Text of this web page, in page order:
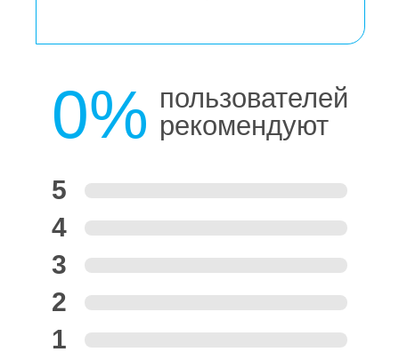
0% пользователей
рекомендуют
5
4
3
2
1